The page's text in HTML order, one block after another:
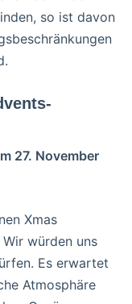
so ist davon
27. November
Xmas
würden uns
Es erwartet
Atmosphäre